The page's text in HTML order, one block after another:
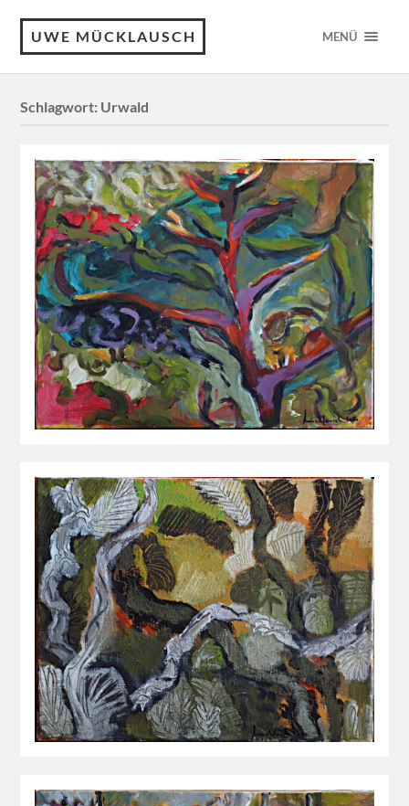
UWE MÜCKLAUSCH MENÜ
Schlagwort: Urwald